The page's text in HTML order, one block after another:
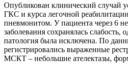
Опубликован клинический случай
ГКС и курса легочной
пневмонитом. У пациента через 6
заболевания сохранялась слабость,
патология была исключена. По
регистрировались выраженные
МСКТ – небольшие ателектазы,